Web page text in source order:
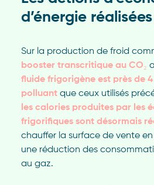
d’énergie
Sur la production de froid
booster transcritique au CO₂
fluide frigorigène est près de
polluantque ceux utilisés
les calories produites par les
frigorifiques sont désormais
chauffer la surface de vente
une réduction des
au gaz.